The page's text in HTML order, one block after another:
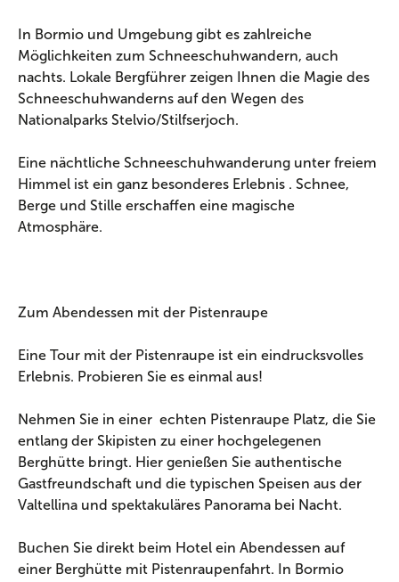
In Bormio und Umgebung gibt es zahlreiche
Möglichkeiten zum Schneeschuhwandern, auch
nachts. Lokale Bergführer zeigen Ihnen die Magie des
Schneeschuhwanderns auf den Wegen des
Nationalparks Stelvio/Stilfserjoch.
Eine nächtliche Schneeschuhwanderung unter freiem
Himmel ist ein ganz besonderes Erlebnis . Schnee,
Berge und Stille erschaffen eine magische
Atmosphäre.
Zum Abendessen mit der Pistenraupe
Eine Tour mit der Pistenraupe ist ein eindrucksvolles
Erlebnis. Probieren Sie es einmal aus!
Nehmen Sie in einer echten Pistenraupe Platz, die Sie
entlang der Skipisten zu einer hochgelegenen
Berghütte bringt. Hier genießen Sie authentische
Gastfreundschaft und die typischen Speisen aus der
Valtellina und spektakuläres Panorama bei Nacht.
Buchen Sie direkt beim Hotel ein Abendessen auf
einer Berghütte mit Pistenraupenfahrt. In Bormio